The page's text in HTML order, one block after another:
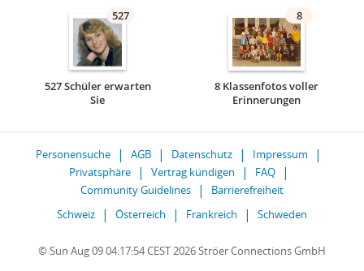
527
527 Schüler erwarten
Sie
8
8 Klassenfotos voller
Erinnerungen
Personensuche AGB Datenschutz
Impressum
Privatsphäre
Vertrag kündigen
FAQ
Community Guidelines
Barrierefreiheit
Schweiz
Österreich Frankreich Schweden
© Sun Aug 09 04:17:54 CEST 2026 Ströer Connections GmbH